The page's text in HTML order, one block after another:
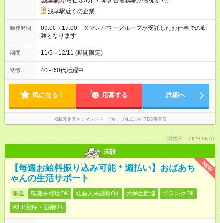
浅草駅近くの企業
勤務時間
09:00～17:00 ※マンパワーグループが受託したお仕事での勤
務となります
期間 11/9～12/11 (期間限定)
特徴 40～50代活躍中
気になる！ 応募する 詳細へ
掲載元企業名 マンパワーグループ株式会社 TBO事業部
掲載日：2026.08.07
未読
NEW
【毎週お給料振り込み可能＊週払い】おばあち
ゃんの生活サポート
派遣 職種未経験OK 社会人未経験OK 大学生歓迎
ブランクOK
WEB登録・面接OK